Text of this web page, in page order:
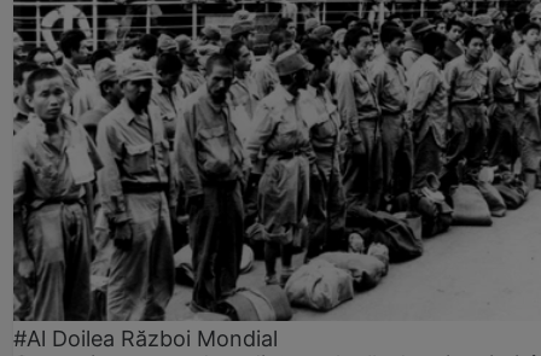
#Al Doilea Război Mondial